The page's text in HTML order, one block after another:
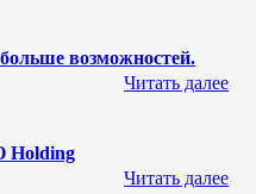
возможностей.
Читать далее
Holding
Читать далее